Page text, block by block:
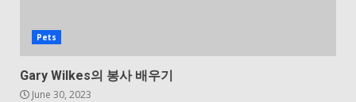
Pets
Gary Wilkes의 봉사 배우기
June 30, 2023